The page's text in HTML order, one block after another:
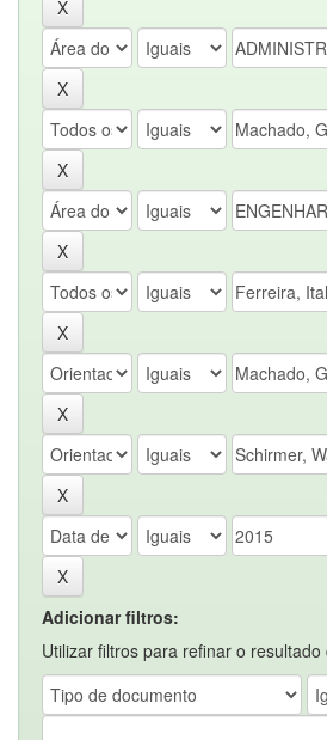
Adicionar filtros:
Utilizar filtros para refinar o resultado